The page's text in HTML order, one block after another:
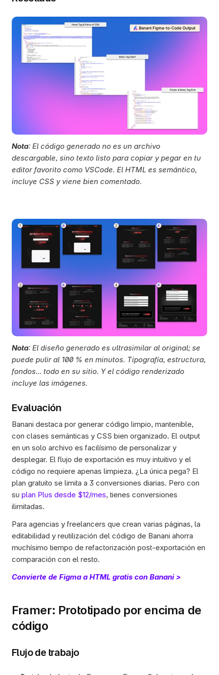
Nota: El código generado no es un archivo
descargable, sino texto listo para copiar y pegar en tu
editor favorito como VSCode. El HTML es semántico,
incluye CSS y viene bien comentado.
Nota: El diseño generado es ultrasimilar al original; se
puede pulir al 100 % en minutos. Tipografía, estructura,
fondos... todo en su sitio. Y el código renderizado
incluye las imágenes.
Evaluación
Banani destaca por generar código limpio, mantenible,
con clases semánticas y CSS bien organizado. El output
en un solo archivo es facilísimo de personalizar y
desplegar. El flujo de exportación es muy intuitivo y el
código no requiere apenas limpieza. ¿La única pega? El
plan gratuito se limita a 3 conversiones diarias. Pero con
su plan Plus desde $12/mes, tienes conversiones
ilimitadas.
Para agencias y freelancers que crean varias páginas, la
editabilidad y reutilización del código de Banani ahorra
muchísimo tiempo de refactorización post-exportación en
comparación con el resto.
Convierte de Figma a HTML gratis con Banani >
Framer: Prototipado por encima de
código
Flujo de trabajo